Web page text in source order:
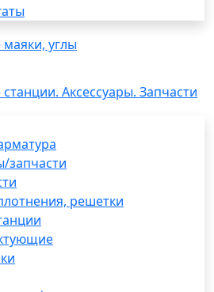
углы
Аксессуары. Запчасти
запчасти
решетки